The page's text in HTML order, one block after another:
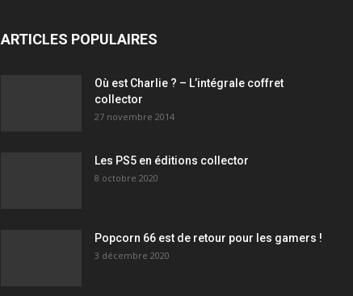
ARTICLES POPULAIRES
Où est Charlie ? – L’intégrale coffret
collector
27 novembre 2014
Les PS5 en éditions collector
8 octobre 2020
Popcorn 66 est de retour pour les gamers !
3 décembre 2020